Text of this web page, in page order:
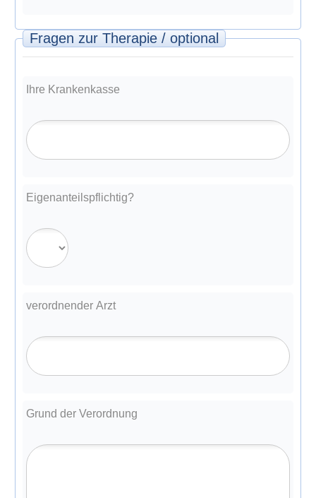
Fragen zur Therapie / optional
Ihre Krankenkasse
Eigenanteilspflichtig?
verordnender Arzt
Grund der Verordnung